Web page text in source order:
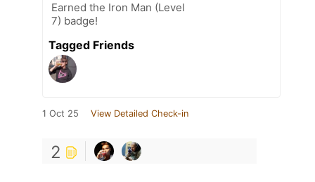
Earned the Iron Man (Level
7) badge!
Tagged Friends
1 Oct 25 View Detailed Check-in
2